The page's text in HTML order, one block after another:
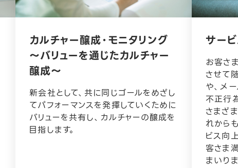
カルチャー醸成・モニタリング
〜バリューを通じたカルチャー
醸成〜
新会社として、共に同じゴールをめざし
てパフォーマンスを発揮していくために
バリューを共有し、カルチャーの醸成を
目指します。
サー
お客さ
させて
や、メ
不正行
さまざ
れから
ビス向
客さま
まいり